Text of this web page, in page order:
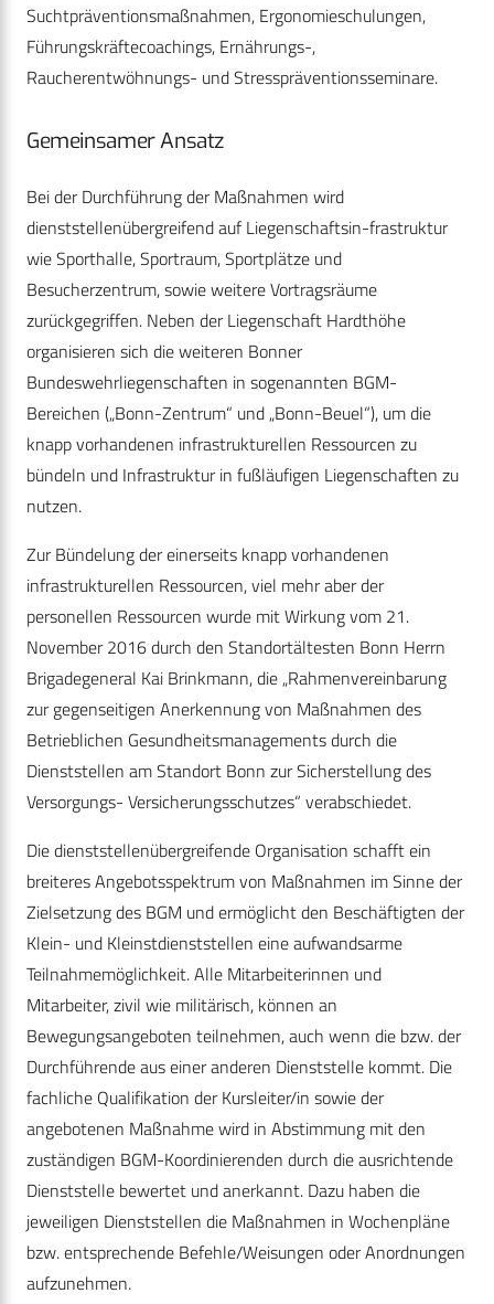
Suchtpräventionsmaßnahmen, Ergonomieschulungen,
Führungskräftecoachings, Ernährungs-,
Raucherentwöhnungs- und Stresspräventionsseminare.
Gemeinsamer Ansatz
Bei der Durchführung der Maßnahmen wird
dienststellenübergreifend auf Liegenschaftsin-fra­struktur
wie Sporthalle, Sportraum, Sportplätze und
Besucherzentrum, sowie weitere Vortragsräume
zurückgegriffen. Neben der Liegenschaft Hardthöhe
organisieren sich die weiteren Bonner
Bundeswehrliegenschaften in sogenannten BGM-
Bereichen („Bonn-Zentrum“ und „Bonn-Beuel“), um die
knapp vorhandenen infrastrukturellen Ressourcen zu
bündeln und Infrastruktur in fußläufigen Liegenschaften zu
nutzen.
Zur Bündelung der einerseits knapp vorhandenen
infrastrukturellen Ressourcen, viel mehr aber der
personellen Ressourcen wurde mit Wirkung vom 21.
November 2016 durch den Standortältesten Bonn Herrn
Brigadegeneral Kai Brinkmann, die „Rahmenvereinbarung
zur gegenseitigen Anerkennung von Maßnahmen des
Betrieblichen Gesundheitsmanagements durch die
Dienststellen am Standort Bonn zur Sicherstellung des
Versorgungs- Versicherungsschutzes“ verabschiedet.
Die dienststellenübergreifende Organisation schafft ein
breiteres Angebotsspektrum von Maßnahmen im Sinne der
Zielsetzung des BGM und ermöglicht den Beschäftigten der
Klein- und Kleinstdienststellen eine aufwandsarme
Teilnahmemöglichkeit. Alle Mitarbeiterinnen und
Mitarbeiter, zivil wie militärisch, können an
Bewegungsangeboten teilnehmen, auch wenn die bzw. der
Durchführende aus einer anderen Dienststelle kommt. Die
fachliche Qualifikation der Kursleiter/in sowie der
angebotenen Maßnahme wird in Abstimmung mit den
zuständigen BGM-Koordinierenden durch die ausrichtende
Dienststelle bewertet und anerkannt. Dazu haben die
jeweiligen Dienststellen die Maßnahmen in Wochenpläne
bzw. entsprechende Befehle/Weisungen oder Anordnungen
aufzunehmen.